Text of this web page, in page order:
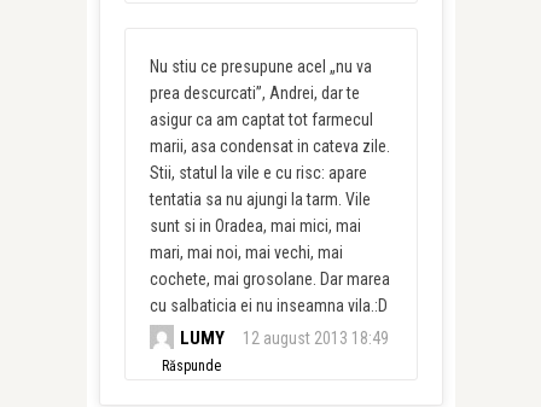
Nu stiu ce presupune acel „nu va
prea descurcati”, Andrei, dar te
asigur ca am captat tot farmecul
marii, asa condensat in cateva zile.
Stii, statul la vile e cu risc: apare
tentatia sa nu ajungi la tarm. Vile
sunt si in Oradea, mai mici, mai
mari, mai noi, mai vechi, mai
cochete, mai grosolane. Dar marea
cu salbaticia ei nu inseamna vila.:D
LUMY 12 august 2013 18:49
Răspunde